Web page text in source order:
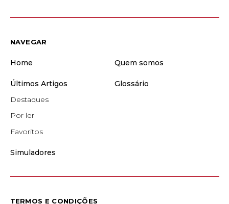
NAVEGAR
Home Quem somos
Últimos Artigos
Destaques
Por ler
Favoritos
Glossário
Simuladores
TERMOS E CONDIÇÕES